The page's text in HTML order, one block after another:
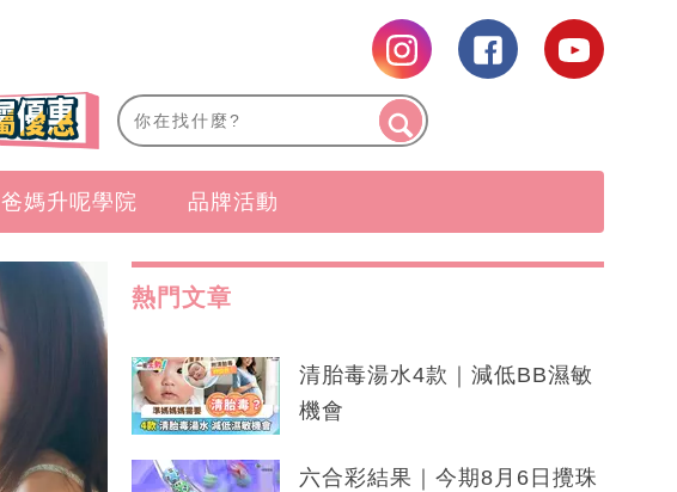
爸媽升呢學院 品牌活動
熱門文章
清胎毒湯水4款｜減低BB濕敏
機會
六合彩結果｜今期8月6日攪珠